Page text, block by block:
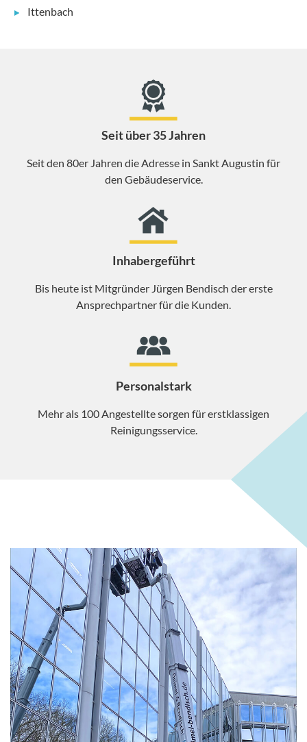
Ittenbach
Seit über 35 Jahren
Seit den 80er Jahren die Adresse in Sankt Augustin für
den Gebäudeservice.
Inhabergeführt
Bis heute ist Mitgründer Jürgen Bendisch der erste
Ansprechpartner für die Kunden.
Personalstark
Mehr als 100 Angestellte sorgen für erstklassigen
Reinigungsservice.